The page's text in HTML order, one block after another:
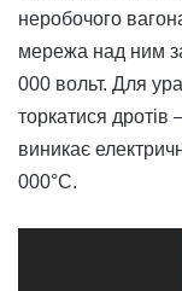
неробочого
мережа над ним
000 вольт. Для
торкатися дротів
виникає
000°C.